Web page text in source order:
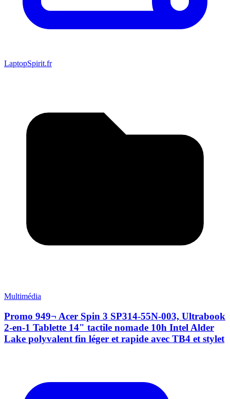
LaptopSpirit.fr
Multimédia
Promo 949¬ Acer Spin 3 SP314-55N-003, Ultrabook
2-en-1 Tablette 14" tactile nomade 10h Intel Alder
Lake polyvalent fin léger et rapide avec TB4 et stylet